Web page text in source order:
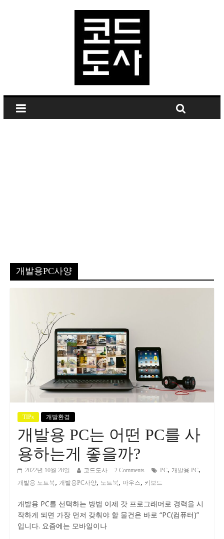
개발용PC사양
TIPs 개발환경
개발용 PC는 어떤 PC를 사
용하는게 좋을까?
2022년 10월 28일 코드도사 2 Comments PC, 개발용 PC,
개발용 노트북, 개발용PC사양, 노트북, 마우스, 키보드
개발용 PC를 선택하는 방법 이제 갓 프로그래머로 경력을 시
작하게 되면 가장 먼저 갖춰야 할 물건은 바로 “PC(컴퓨터)”
입니다. 요즘에는 모바일이나